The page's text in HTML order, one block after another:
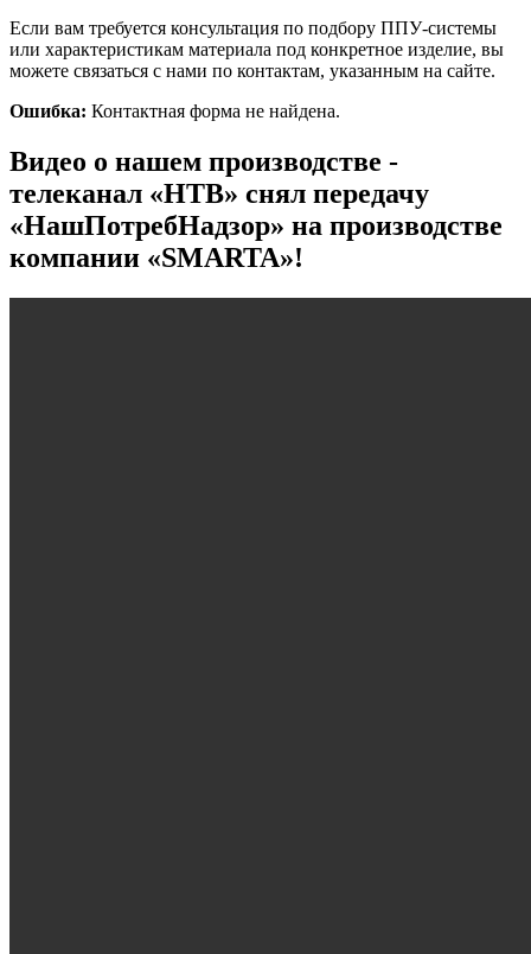
Если вам требуется консультация по подбору ППУ-системы
или характеристикам материала под конкретное изделие, вы
можете связаться с нами по контактам, указанным на сайте.
Ошибка: Контактная форма не найдена.
Видео о нашем производстве -
телеканал «НТВ» снял передачу
«НашПотребНадзор» на производстве
компании «SMARTA»!